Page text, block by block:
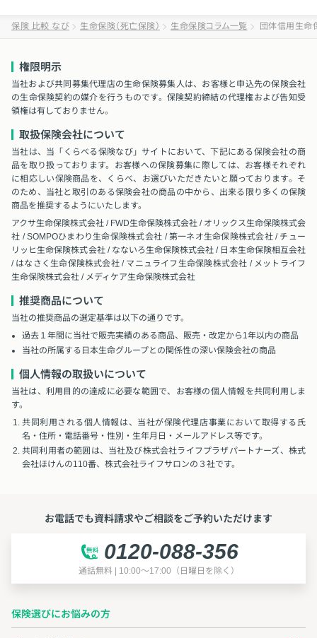
保険 比較 なび 生命保険（死亡保険） 生命保険コラム一覧 団体信用生命
権限明示
当社および共同募集代理店の生命保険募集人は、お客様と申込先の保険会社
の生命保険契約の媒介を行うものです。保険契約締結の代理権および告知受
領権は有しておりません。
取扱保険会社について
当社は、当「くらべる保険なび」サイトにおいて、下記にある保険会社の商
品を取り扱っております。お客様への保険募集に際しては、お客様それぞれ
に相応しい保険商品を、くらべ、お選びいただきたいと願っております。そ
のため、当社と取引のある保険会社の商品の中から、出来る限り多くの保険
商品を推奨するようにいたします。
アクサ生命保険株式会社 / FWD生命保険株式会社 / オリックス生命保険株式会
社 / SOMPOひまわり生命保険株式会社 / 第一ネオ生命保険株式会社 / チュー
リッヒ生命保険株式会社 / なないろ生命保険株式会社 / 日本生命保険相互会社
/ はなさく生命保険株式会社 / マニュライフ生命保険株式会社 / メットライフ
生命保険株式会社 / メディケア生命保険株式会社
推奨商品について
当社の推奨商品の選定基準は以下の通りです。
過去１年間に当社で販売実績のある商品、販売・改定から1年以内の商品
当社の所属する日本生命グループとの関係性の深い保険会社の商品
個人情報の取扱いについて
当社は、利用目的の達成に必要な範囲で、お客様の個人情報を共同利用しま
す。
共同利用される個人情報は、当社が保険代理店事業において取得する氏
名・住所・電話番号・性別・生年月日・メールアドレス等です。
共同利用者の範囲は、当社及び株式会社ライフプラザパートナーズ、株式
会社ほけんの110番、株式会社ライフサロンの３社です。
お電話でも資料請求やご相談をご予約いただけます
0120-088-356
通話無料 | 10:00～17:00（日曜日を除く）
保険選びにお悩みの方